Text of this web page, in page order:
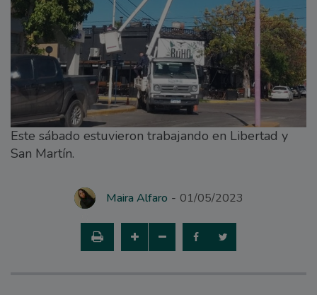
Este sábado estuvieron trabajando en Libertad y
San Martín.
Maira Alfaro 01/05/2023